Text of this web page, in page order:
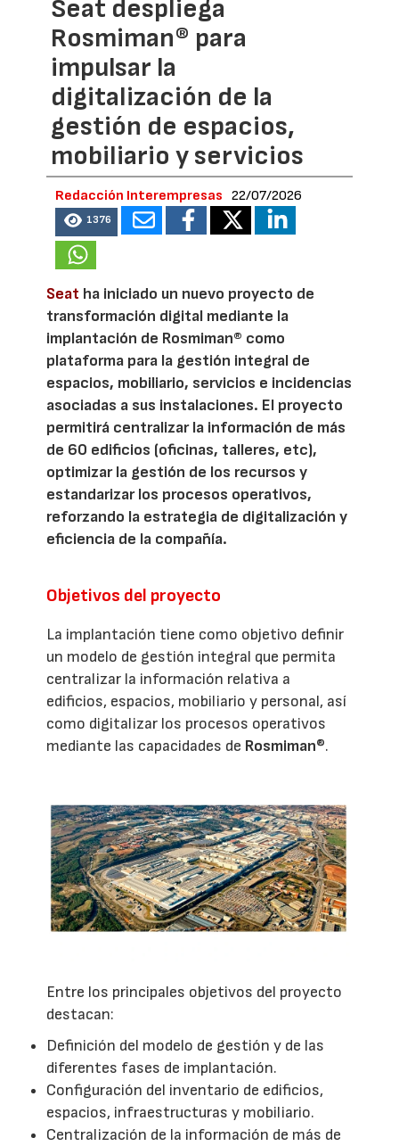
Seat despliega
Rosmiman® para
impulsar la
digitalización de la
gestión de espacios,
mobiliario y servicios
Redacción Interempresas 22/07/2026
1376
Seat ha iniciado un nuevo proyecto de
transformación digital mediante la
implantación de Rosmiman® como
plataforma para la gestión integral de
espacios, mobiliario, servicios e incidencias
asociadas a sus instalaciones. El proyecto
permitirá centralizar la información de más
de 60 edificios (oficinas, talleres, etc),
optimizar la gestión de los recursos y
estandarizar los procesos operativos,
reforzando la estrategia de digitalización y
eficiencia de la compañía.
Objetivos del proyecto
La implantación tiene como objetivo definir
un modelo de gestión integral que permita
centralizar la información relativa a
edificios, espacios, mobiliario y personal, así
como digitalizar los procesos operativos
mediante las capacidades de Rosmiman®.
Entre los principales objetivos del proyecto
destacan:
Definición del modelo de gestión y de las
diferentes fases de implantación.
Configuración del inventario de edificios,
espacios, infraestructuras y mobiliario.
Centralización de la información de más de